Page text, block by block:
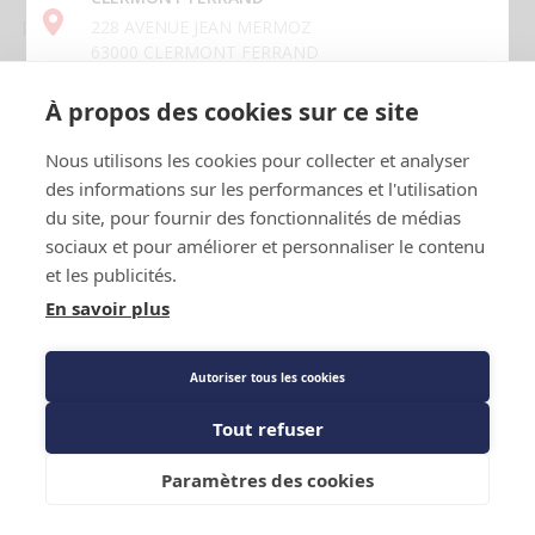
Prix public
408,98 € TTC/PIECE
Description détaillée
Caractéristiques techniques
Description détaillée
Manifold analyseur digital 2 voies, multi-gaz
Ajouter au panier
63000 CLERMONT FERRAND
CRETEIL
94000 CRETEIL
GRENOBLE
2 RUE DE MAYENCIN
38400 ST MARTIN D'HERES
LAVAL
66 BOULEVARD DENIS PAPIN
53000 LAVAL
91090 LISSES
Voir la carte des agences
À propos des cookies sur ce site
Nous utilisons les cookies pour collecter et analyser
des informations sur les performances et l'utilisation
du site, pour fournir des fonctionnalités de médias
sociaux et pour améliorer et personnaliser le contenu
et les publicités.
En savoir plus
Autoriser tous les cookies
Tout refuser
Paramètres des cookies